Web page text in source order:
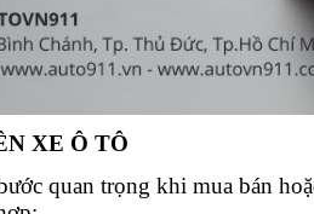
XE Ô TÔ
quan trọng khi mua bán